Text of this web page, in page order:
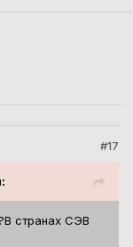
#17
странах СЭВ